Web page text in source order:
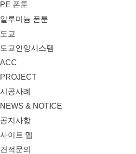
PE 폰툰
알루미늄 폰툰
도교
도교인양시스템
ACC
PROJECT
시공사례
NEWS & NOTICE
공지사항
사이트 맵
견적문의